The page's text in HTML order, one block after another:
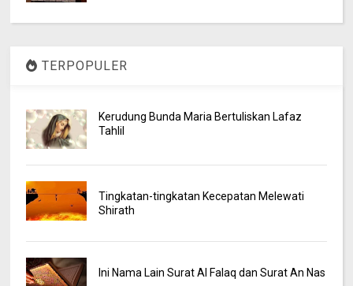
TERPOPULER
Kerudung Bunda Maria Bertuliskan Lafaz
Tahlil
Tingkatan-tingkatan Kecepatan Melewati
Shirath
Ini Nama Lain Surat Al Falaq dan Surat An Nas